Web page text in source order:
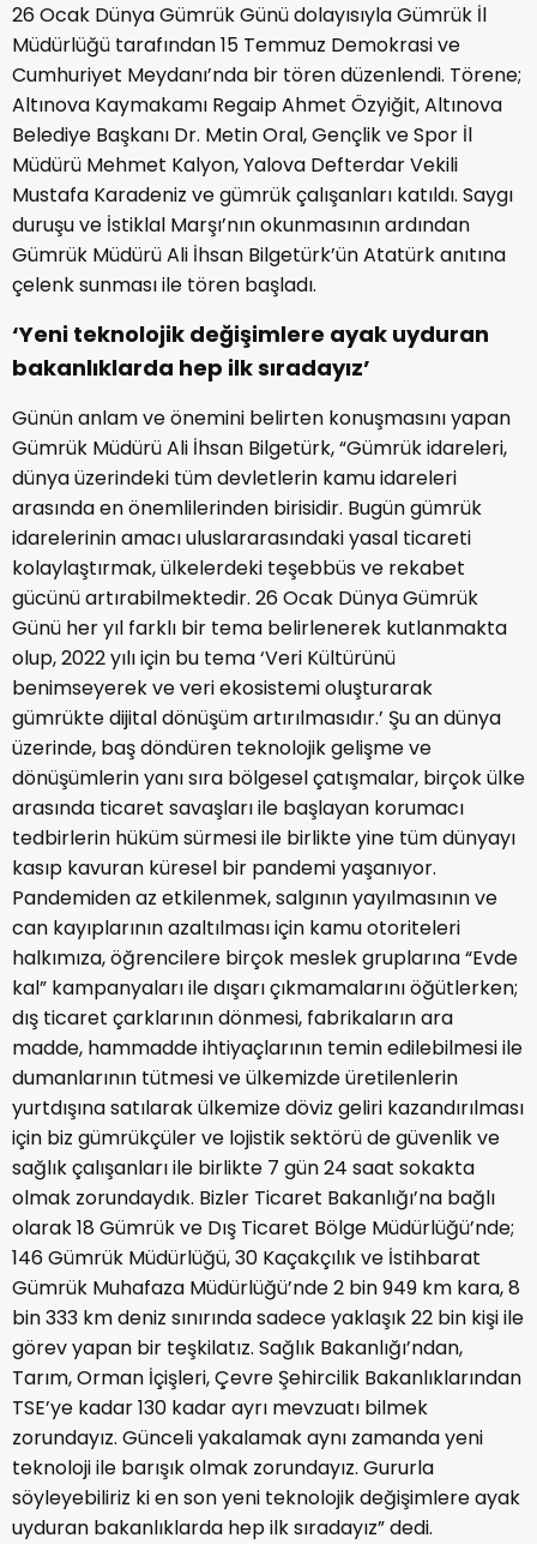
26 Ocak Dünya Gümrük Günü dolayısıyla Gümrük İl
Müdürlüğü tarafından 15 Temmuz Demokrasi ve
Cumhuriyet Meydanı’nda bir tören düzenlendi. Törene;
Altınova Kaymakamı Regaip Ahmet Özyiğit, Altınova
Belediye Başkanı Dr. Metin Oral, Gençlik ve Spor İl
Müdürü Mehmet Kalyon, Yalova Defterdar Vekili
Mustafa Karadeniz ve gümrük çalışanları katıldı. Saygı
duruşu ve İstiklal Marşı’nın okunmasının ardından
Gümrük Müdürü Ali İhsan Bilgetürk’ün Atatürk anıtına
çelenk sunması ile tören başladı.
‘Yeni teknolojik değişimlere ayak uyduran
bakanlıklarda hep ilk sıradayız’
Günün anlam ve önemini belirten konuşmasını yapan
Gümrük Müdürü Ali İhsan Bilgetürk, “Gümrük idareleri,
dünya üzerindeki tüm devletlerin kamu idareleri
arasında en önemlilerinden birisidir. Bugün gümrük
idarelerinin amacı uluslararasındaki yasal ticareti
kolaylaştırmak, ülkelerdeki teşebbüs ve rekabet
gücünü artırabilmektedir. 26 Ocak Dünya Gümrük
Günü her yıl farklı bir tema belirlenerek kutlanmakta
olup, 2022 yılı için bu tema ‘Veri Kültürünü
benimseyerek ve veri ekosistemi oluşturarak
gümrükte dijital dönüşüm artırılmasıdır.’ Şu an dünya
üzerinde, baş döndüren teknolojik gelişme ve
dönüşümlerin yanı sıra bölgesel çatışmalar, birçok ülke
arasında ticaret savaşları ile başlayan korumacı
tedbirlerin hüküm sürmesi ile birlikte yine tüm dünyayı
kasıp kavuran küresel bir pandemi yaşanıyor.
Pandemiden az etkilenmek, salgının yayılmasının ve
can kayıplarının azaltılması için kamu otoriteleri
halkımıza, öğrencilere birçok meslek gruplarına “Evde
kal” kampanyaları ile dışarı çıkmamalarını öğütlerken;
dış ticaret çarklarının dönmesi, fabrikaların ara
madde, hammadde ihtiyaçlarının temin edilebilmesi ile
dumanlarının tütmesi ve ülkemizde üretilenlerin
yurtdışına satılarak ülkemize döviz geliri kazandırılması
için biz gümrükçüler ve lojistik sektörü de güvenlik ve
sağlık çalışanları ile birlikte 7 gün 24 saat sokakta
olmak zorundaydık. Bizler Ticaret Bakanlığı’na bağlı
olarak 18 Gümrük ve Dış Ticaret Bölge Müdürlüğü’nde;
146 Gümrük Müdürlüğü, 30 Kaçakçılık ve İstihbarat
Gümrük Muhafaza Müdürlüğü’nde 2 bin 949 km kara, 8
bin 333 km deniz sınırında sadece yaklaşık 22 bin kişi ile
görev yapan bir teşkilatız. Sağlık Bakanlığı’ndan,
Tarım, Orman İçişleri, Çevre Şehircilik Bakanlıklarından
TSE’ye kadar 130 kadar ayrı mevzuatı bilmek
zorundayız. Günceli yakalamak aynı zamanda yeni
teknoloji ile barışık olmak zorundayız. Gururla
söyleyebiliriz ki en son yeni teknolojik değişimlere ayak
uyduran bakanlıklarda hep ilk sıradayız” dedi.